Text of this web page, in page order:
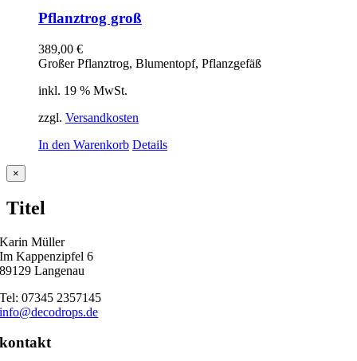
Pflanztrog groß
389,00 €
Großer Pflanztrog, Blumentopf, Pflanzgefäß
inkl. 19 % MwSt.
zzgl. Versandkosten
In den Warenkorb Details
Close
product
view
×
Titel
Karin Müller
Im Kappenzipfel 6
89129 Langenau
Tel: 07345 2357145
info@decodrops.de
kontakt